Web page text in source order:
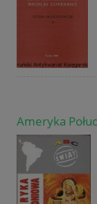
Ameryka